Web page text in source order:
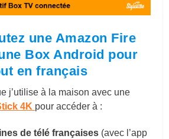
une Amazon Fire
Box Android pour
en français
j’utilise à la maison avec une
4K pour accéder à :
de télé françaises (avec l’app